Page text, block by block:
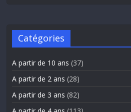
Catégories
A partir de 10 ans (37)
A partir de 2 ans (28)
A partir de 3 ans (82)